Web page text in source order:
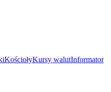
KościołyKursy walutInformator